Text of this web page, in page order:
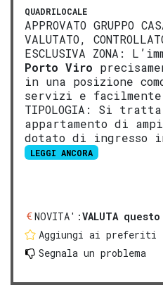
QUADRILOCALE
APPROVATO GRUPPO
VALUTATO,
ESCLUSIVA ZONA:
Porto Viro
in una posizione
servizi e
TIPOLOGIA: Si
appartamento di
dotato di ingresso
LEGGI ANCORA
NOVITA':VALUTA
Aggiungi ai preferiti
Segnala un problema